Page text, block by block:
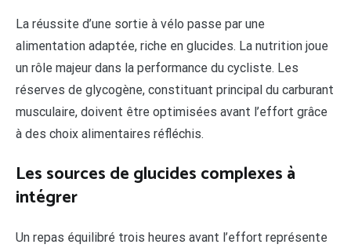
La réussite d’une sortie à vélo passe par une
alimentation adaptée, riche en glucides. La nutrition joue
un rôle majeur dans la performance du cycliste. Les
réserves de glycogène, constituant principal du carburant
musculaire, doivent être optimisées avant l’effort grâce
à des choix alimentaires réfléchis.
Les sources de glucides complexes à
intégrer
Un repas équilibré trois heures avant l’effort représente